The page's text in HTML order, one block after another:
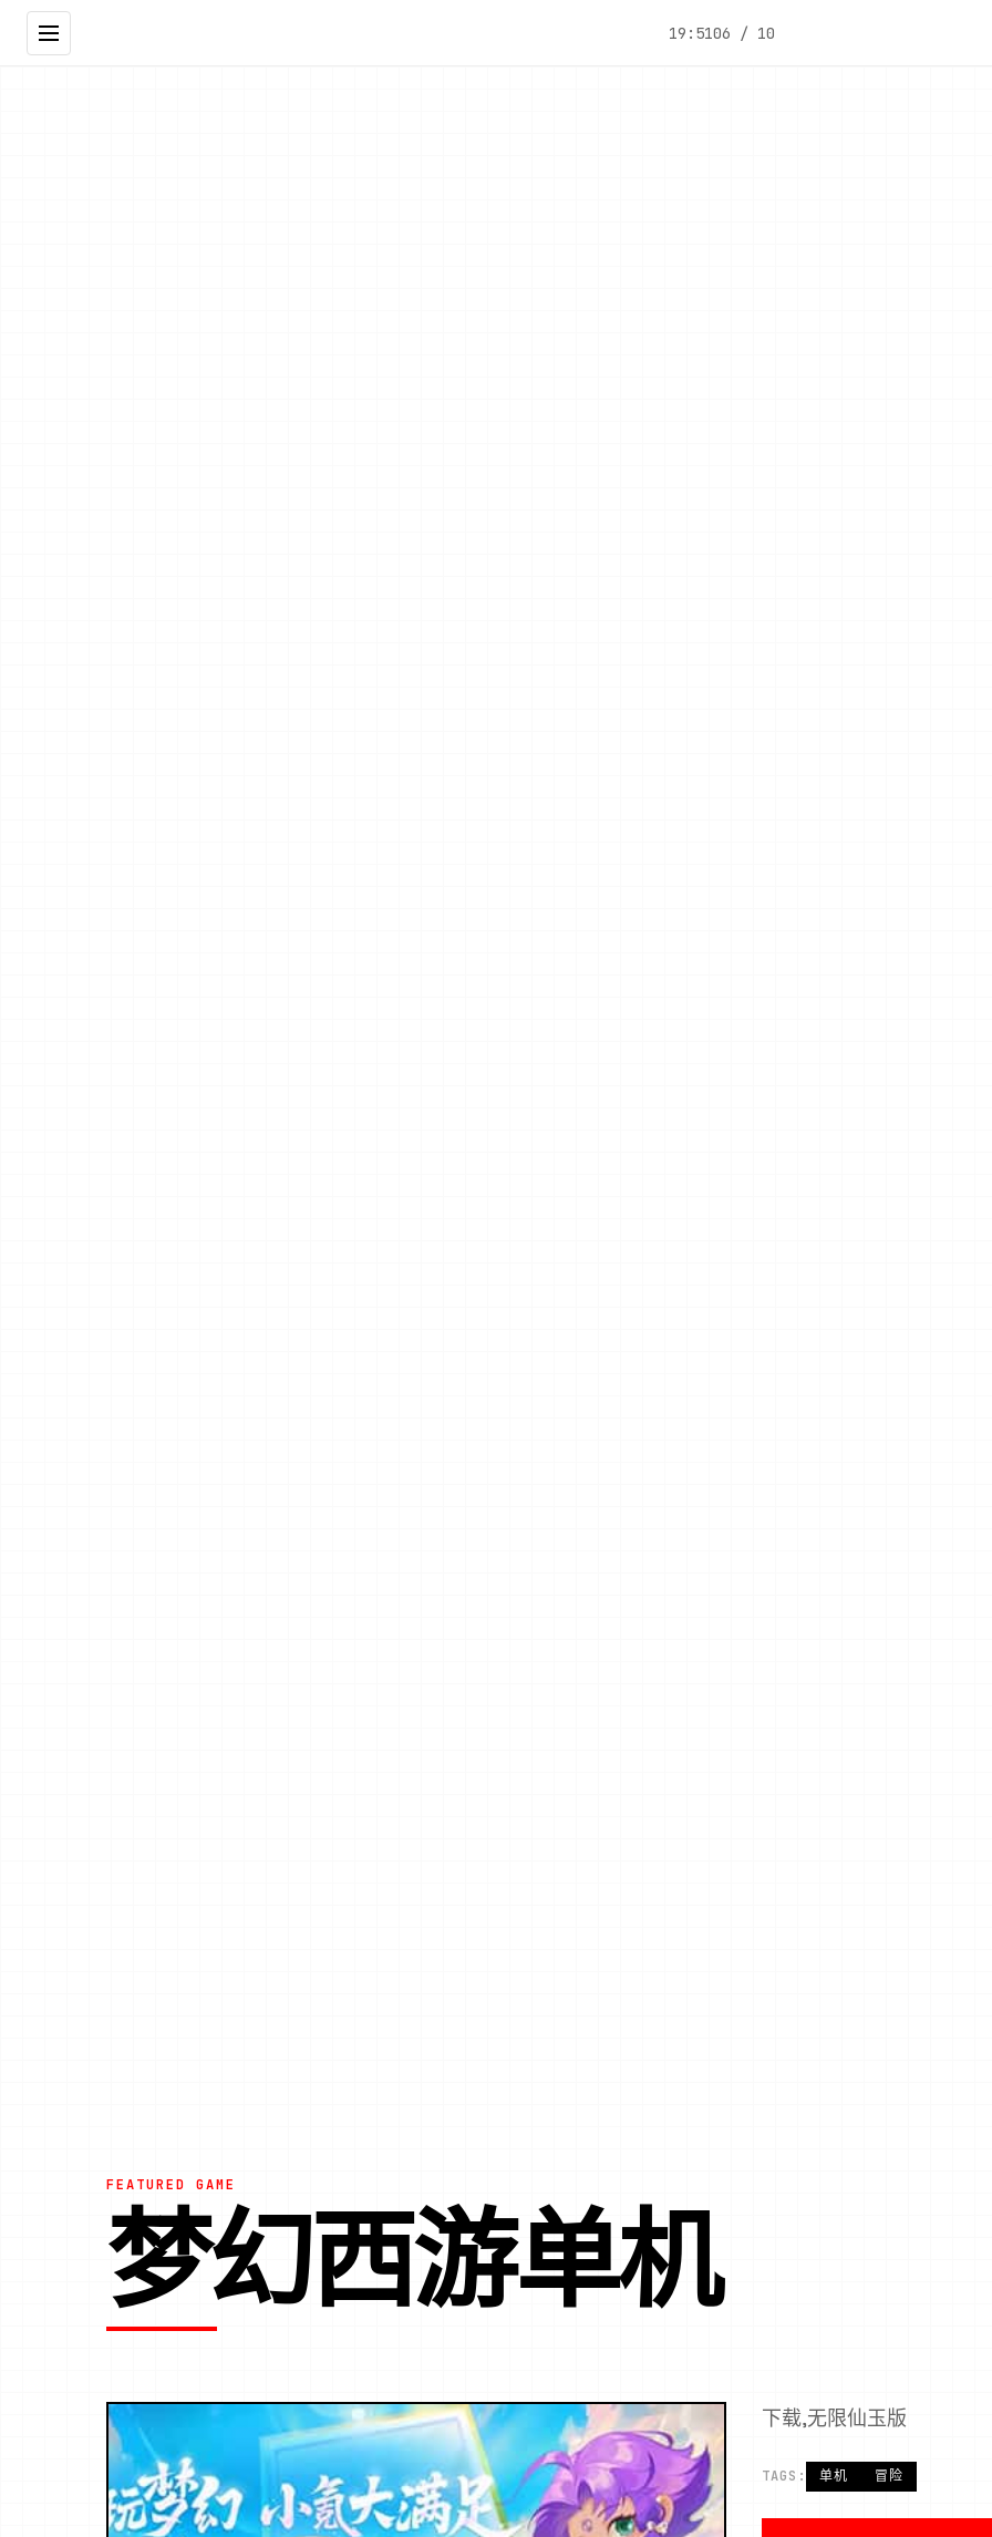
19:5106 / 10
FEATURED GAME
梦幻西游单机
下载,无限仙玉版
TAGS: 单机 冒险